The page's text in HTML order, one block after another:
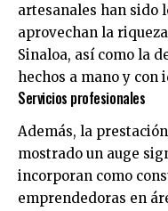
artesanales han sido
aprovechan la
Sinaloa, así como la
hechos a mano y con
Servicios profesionales
Además, la
mostrado un auge
incorporan como
emprendedoras en